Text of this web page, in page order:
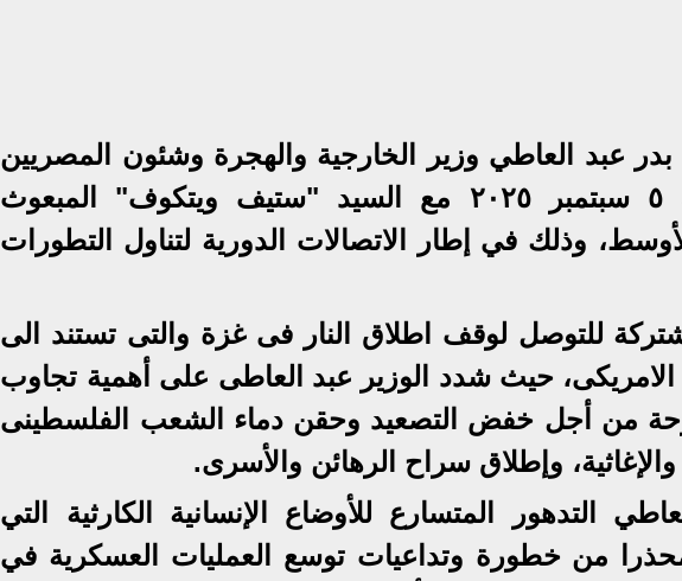
عبد العاطي وزير الخارجية والهجرة وشئون المصريين
في الخارج مساء الجمعة ٥ سبتمبر ٢٠٢٥ مع السيد "ستيف ويتكوف" المبعوث
وذلك في إطار الاتصالات الدورية لتناول التطورات
للتوصل لوقف اطلاق النار فى غزة والتى تستند الى
الامريكى، حيث شدد الوزير عبد العاطى على أهمية تجاوب
من أجل خفض التصعيد وحقن دماء الشعب الفلسطينى
وإطلاق سراح الرهائن والأسرى.
التدهور المتسارع للأوضاع الإنسانية الكارثية التي
من خطورة وتداعيات توسع العمليات العسكرية في